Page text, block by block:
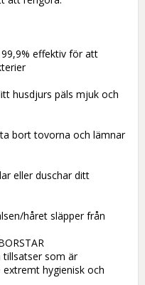
effektiv för att
husdjurs päls mjuk och
eller duschar ditt
håret släpper från
tillsatser som är
hygienisk och